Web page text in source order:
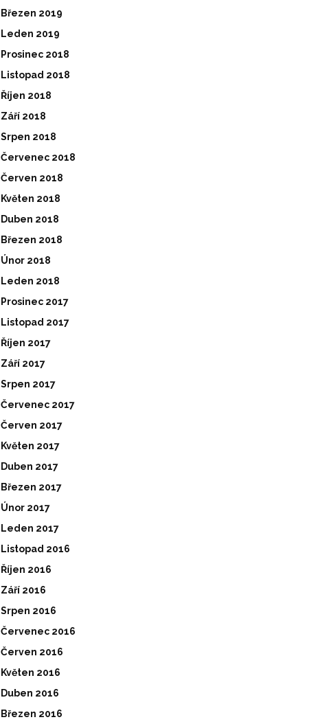
Březen 2019
Leden 2019
Prosinec 2018
Listopad 2018
Říjen 2018
Září 2018
Srpen 2018
Červenec 2018
Červen 2018
Květen 2018
Duben 2018
Březen 2018
Únor 2018
Leden 2018
Prosinec 2017
Listopad 2017
Říjen 2017
Září 2017
Srpen 2017
Červenec 2017
Červen 2017
Květen 2017
Duben 2017
Březen 2017
Únor 2017
Leden 2017
Listopad 2016
Říjen 2016
Září 2016
Srpen 2016
Červenec 2016
Červen 2016
Květen 2016
Duben 2016
Březen 2016